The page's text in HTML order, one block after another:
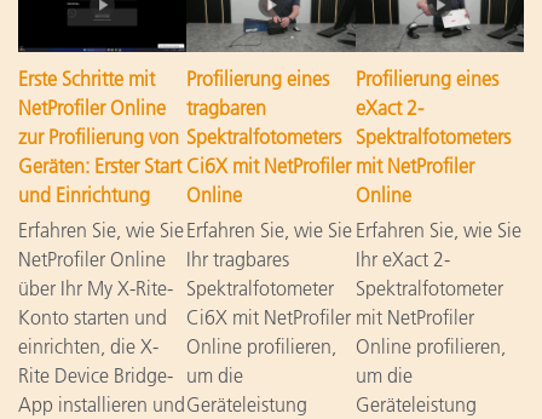
Erste Schritte mit
NetProfiler Online
zur Profilierung von
Geräten: Erster Start
und Einrichtung
Erfahren Sie, wie Sie
NetProfiler Online
über Ihr My X-Rite-
Konto starten und
einrichten, die X-
Rite Device Bridge-
App installieren und
Profilierung eines
tragbaren
Spektralfotometers
Ci6X mit NetProfiler
Online
Erfahren Sie, wie Sie
Ihr tragbares
Spektralfotometer
Ci6X mit NetProfiler
Online profilieren,
um die
Geräteleistung
Profilierung eines
eXact 2-
Spektralfotometers
mit NetProfiler
Online
Erfahren Sie, wie Sie
Ihr eXact 2-
Spektralfotometer
mit NetProfiler
Online profilieren,
um die
Geräteleistung